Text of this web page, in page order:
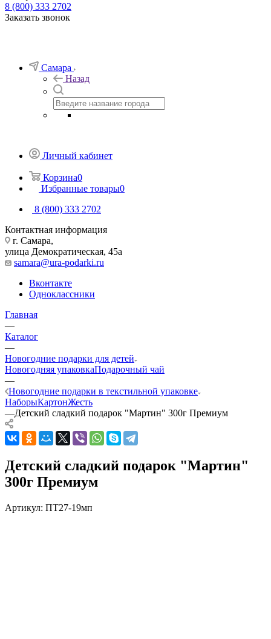
8 (800) 333 2702
Заказать звонок
Самара
Назад
Личный кабинет
Корзина0
Избранные товары0
8 (800) 333 2702
Контактная информация
г. Самара,
улица Демократическая, 45а
samara@ura-podarki.ru
Вконтакте
Одноклассники
Главная
—
Каталог
—
Новогодние подарки для детей
Новогодняя упаковкаПодарочный чай
—
Новогодние подарки в текстильной упаковке
НаборыКартонЖесть
—Детский сладкий подарок "Мартин" 300г Премиум
Детский сладкий подарок "Мартин"
300г Премиум
Артикул: ПТ27-19мп